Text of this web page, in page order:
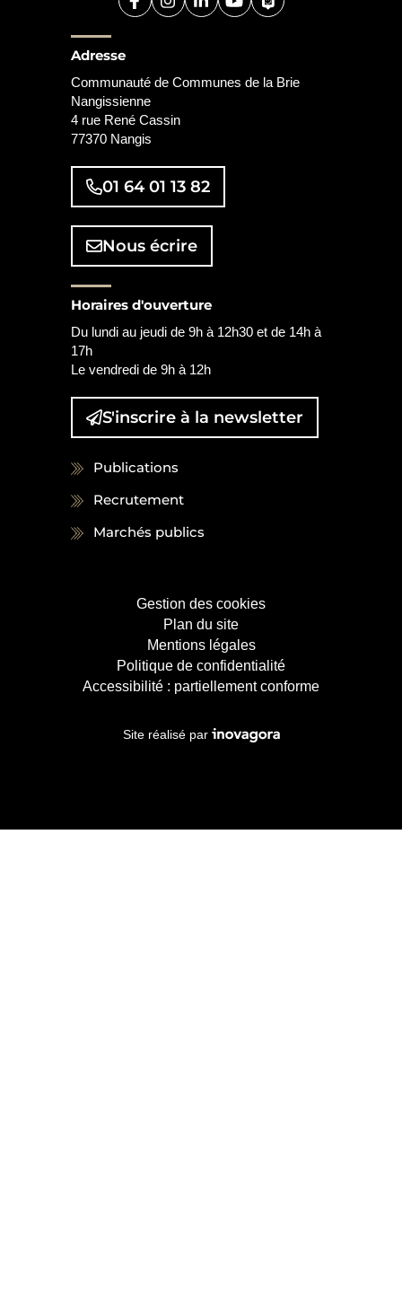
Facebook
(ouverture dans un nouvel onglet)
Instagram
(ouverture dans un nouvel
Linkedin
(ouverture dans un nouvel
YouTube
(ouverture dans un
PanneauPocket
(ouverture dans
Adresse
Communauté de Communes de la Brie
Nangissienne
4 rue René Cassin
77370 Nangis
01 64 01 13 82
Nous écrire
Horaires d'ouverture
Du lundi au jeudi de 9h à 12h30 et de 14h à
17h
Le vendredi de 9h à 12h
S'inscrire à la newsletter
Publications
Recrutement
Marchés publics
Gestion des cookies
Plan du site
Mentions légales
Politique de confidentialité
Accessibilité : partiellement conforme
Site réalisé par Inovagora (ouverture dans